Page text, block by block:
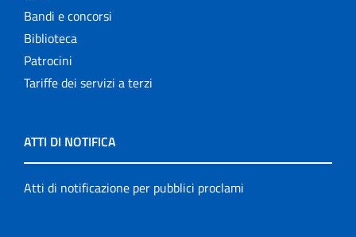
Bandi e concorsi
Biblioteca
Patrocini
Tariffe dei servizi a terzi
ATTI DI NOTIFICA
Atti di notificazione per pubblici proclami